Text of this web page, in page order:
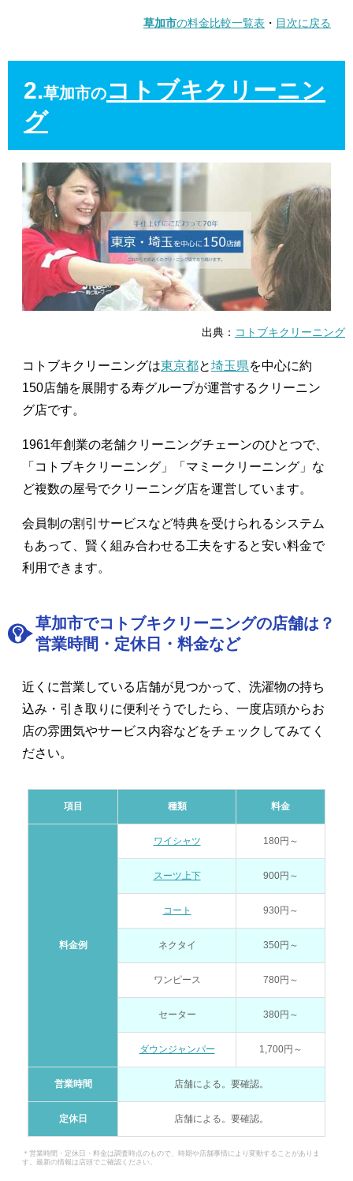
草加市の料金比較一覧表 ・ 目次に戻る
2.草加市のコトブキクリーニン
グ
出典： コトブキクリーニング
コトブキクリーニングは東京都と埼玉県を中心に約
150店舗を展開する寿グループが運営するクリーニン
グ店です。
1961年創業の老舗クリーニングチェーンのひとつで、
「コトブキクリーニング」「マミークリーニング」な
ど複数の屋号でクリーニング店を運営しています。
会員制の割引サービスなど特典を受けられるシステム
もあって、賢く組み合わせる工夫をすると安い料金で
利用できます。
草加市でコトブキクリーニングの店舗は？
営業時間・定休日・料金など
近くに営業している店舗が見つかって、洗濯物の持ち
込み・引き取りに便利そうでしたら、一度店頭からお
店の雰囲気やサービス内容などをチェックしてみてく
ださい。
項目 種類 料金
料金例
ワイシャツ 180円～
スーツ上下 900円～
コート 930円～
ネクタイ 350円～
ワンピース 780円～
セーター 380円～
ダウンジャンパー 1,700円～
営業時間 店舗による。要確認。
定休日 店舗による。要確認。
＊営業時間・定休日・料金は調査時点のもので、時期や店舗事情により変動することがありま
す。最新の情報は店頭でご確認ください。